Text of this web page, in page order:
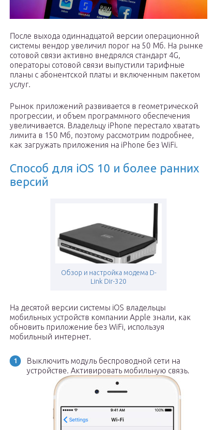
После выхода одиннадцатой версии операционной
системы вендор увеличил порог на 50 Мб. На рынке
сотовой связи активно внедрялся стандарт 4G,
операторы сотовой связи выпустили тарифные
планы с абонентской платы и включенным пакетом
услуг.
Рынок приложений развивается в геометрической
прогрессии, и объем программного обеспечения
увеличивается. Владельцу iPhone перестало хватать
лимита в 150 Мб, поэтому рассмотрим подробнее,
как загружать приложения на iPhone без WiFi.
Способ для iOS 10 и более ранних
версий
Обзор и настройка модема D-
Link Dir-320
На десятой версии системы iOS владельцы
мобильных устройств компании Apple знали, как
обновить приложение без WiFi, используя
мобильный интернет.
Выключить модуль беспроводной сети на
устройстве. Активировать мобильную связь.